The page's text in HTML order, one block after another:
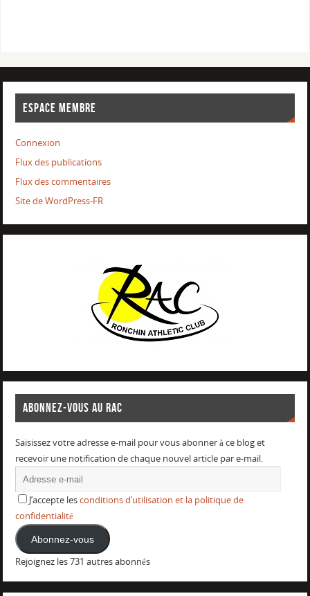
ESPACE MEMBRE
Connexion
Flux des publications
Flux des commentaires
Site de WordPress-FR
ABONNEZ-VOUS AU RAC
Saisissez votre adresse e-mail pour vous abonner à ce blog et
recevoir une notification de chaque nouvel article par e-mail.
J’accepte lesconditions d’utilisation et la politique de
confidentialité
Abonnez-vous
Rejoignez les 731 autres abonnés